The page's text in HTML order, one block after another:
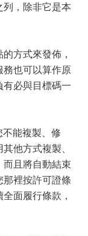
，除非它是本
方式來發佈，
務也可以算作原
必與目標碼一
能複製、修
他方式複製、
且將自動結束
裡按許可證條
面履行條款，